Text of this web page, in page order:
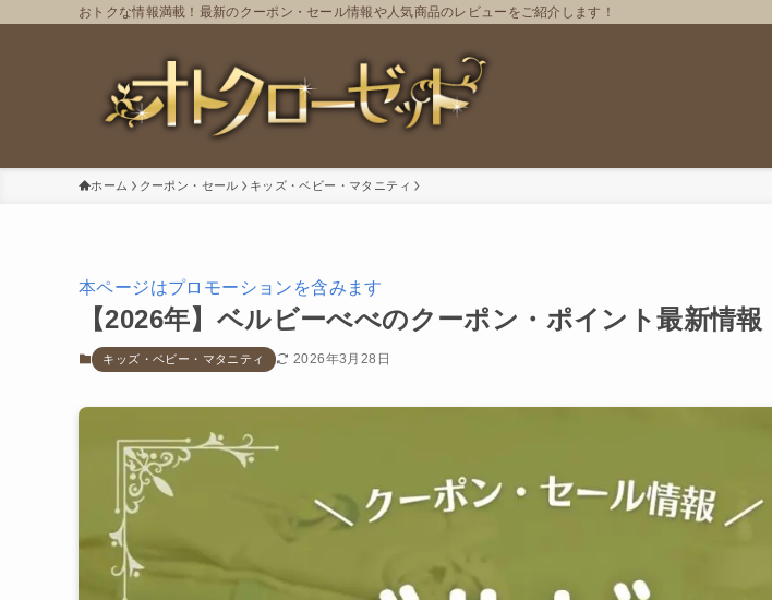
おトクな情報満載！最新のクーポン・セール情報や人気商品のレビューをご紹介します！
ホーム クーポン・セール キッズ・ベビー・マタニティ
本ページはプロモーションを含みます
【2026年】ベルビーべべのクーポン・ポイント最新情報
キッズ・ベビー・マタニティ 2026年3月28日